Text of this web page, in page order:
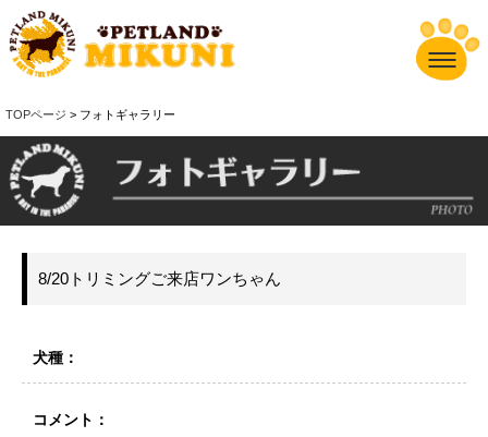
TOPページ > フォトギャラリー
8/20トリミングご来店ワンちゃん
犬種：
コメント：